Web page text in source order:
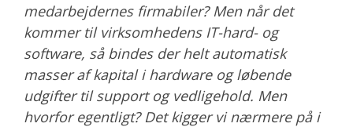
medarbejdernes firmabiler? Men når det
kommer til virksomhedens IT-hard- og
software, så bindes der helt automatisk
masser af kapital i hardware og løbende
udgifter til support og vedligehold. Men
hvorfor egentligt? Det kigger vi nærmere på i